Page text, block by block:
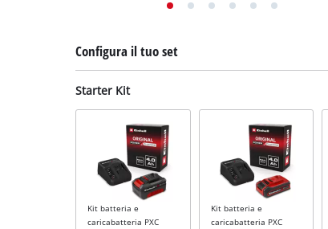
Configura il tuo set
Starter Kit
Kit batteria e
caricabatteria PXC
Kit batteria e
caricabatteria PXC